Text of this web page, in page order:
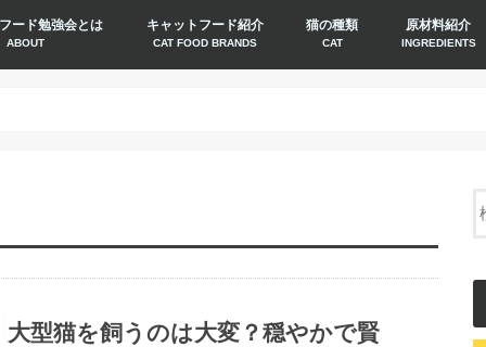
ード勉強会とは
ABOUT
キャットフード紹介
CAT FOOD BRANDS
猫の種類
CAT
原材料紹介
INGREDIENTS
大型猫を飼うのは大変？穏やかで賢